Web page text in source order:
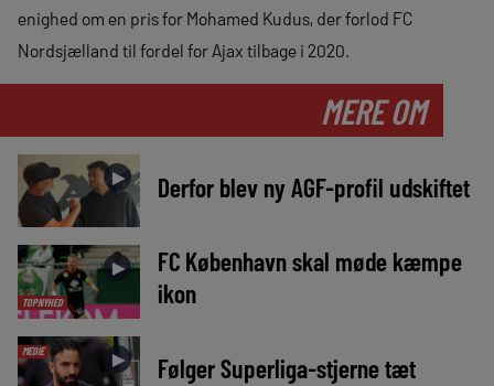
enighed om en pris for Mohamed Kudus, der forlod FC
Nordsjælland til fordel for Ajax tilbage i 2020.
MERE OM
► Derfor blev ny AGF-profil udskiftet
TOPNYHED
►
FC København skal møde kæmpe
ikon
MEDIE ► Følger Superliga-stjerne tæt